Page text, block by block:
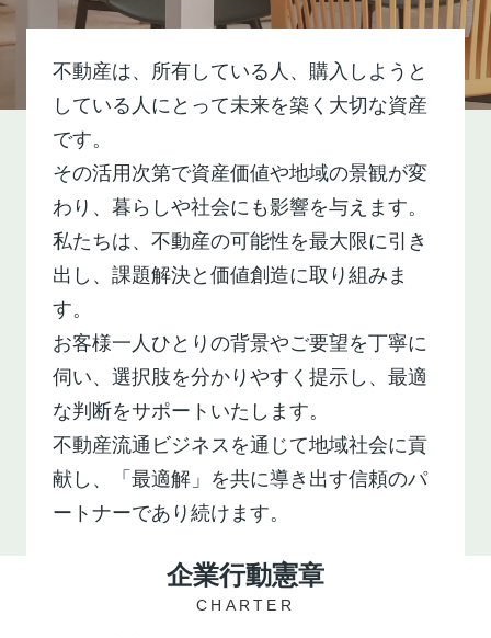
不動産は、所有している人、購入しようと
している人にとって未来を築く大切な資産
です。
その活用次第で資産価値や地域の景観が変
わり、暮らしや社会にも影響を与えます。
私たちは、不動産の可能性を最大限に引き
出し、課題解決と価値創造に取り組みま
す。
お客様一人ひとりの背景やご要望を丁寧に
伺い、選択肢を分かりやすく提示し、最適
な判断をサポートいたします。
不動産流通ビジネスを通じて地域社会に貢
献し、「最適解」を共に導き出す信頼のパ
ートナーであり続けます。
企業行動憲章
CHARTER